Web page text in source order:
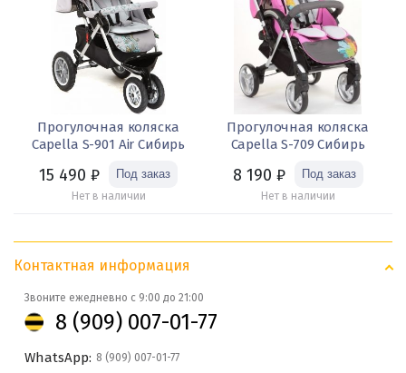
Прогулочная коляска
Capella S-901 Air Сибирь
15 490 ₽
Нет в наличии
Прогулочная коляска
Capella S-709 Сибирь
8 190 ₽
Нет в наличии
Контактная информация
Звоните ежедневно с 9:00 до 21:00
8 (909) 007-01-77
WhatsApp: 8 (909) 007-01-77